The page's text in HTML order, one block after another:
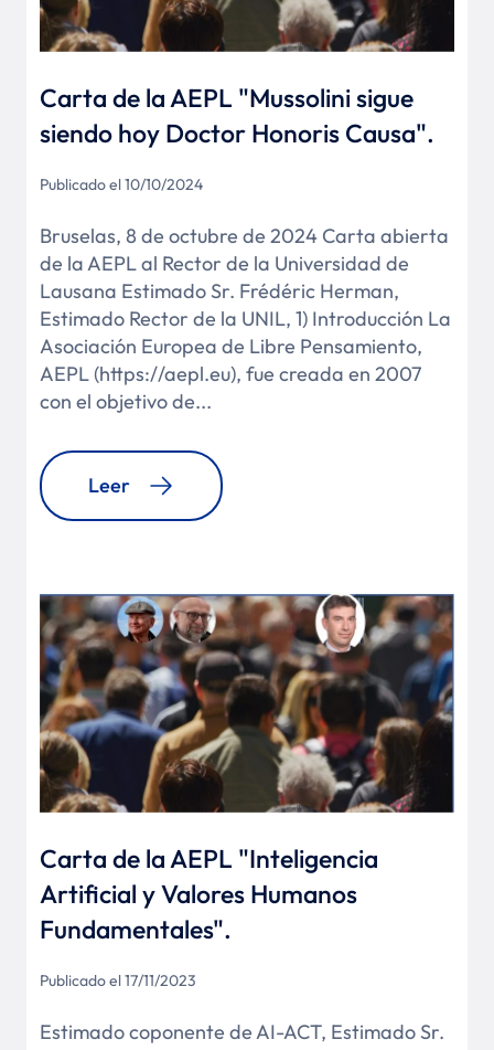
Carta de la AEPL "Mussolini sigue
siendo hoy Doctor Honoris Causa".
Publicado el 10/10/2024
Bruselas, 8 de octubre de 2024 Carta abierta
de la AEPL al Rector de la Universidad de
Lausana Estimado Sr. Frédéric Herman,
Estimado Rector de la UNIL, 1) Introducción La
Asociación Europea de Libre Pensamiento,
AEPL (https://aepl.eu), fue creada en 2007
con el objetivo de...
Leer
Carta de la AEPL "Inteligencia
Artificial y Valores Humanos
Fundamentales".
Publicado el 17/11/2023
Estimado coponente de AI-ACT, Estimado Sr.